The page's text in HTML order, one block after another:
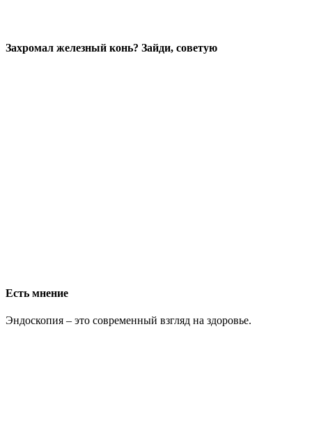
Захромал железный конь? Зайди, советую
Есть мнение
Эндоскопия – это современный взгляд на здоровье.